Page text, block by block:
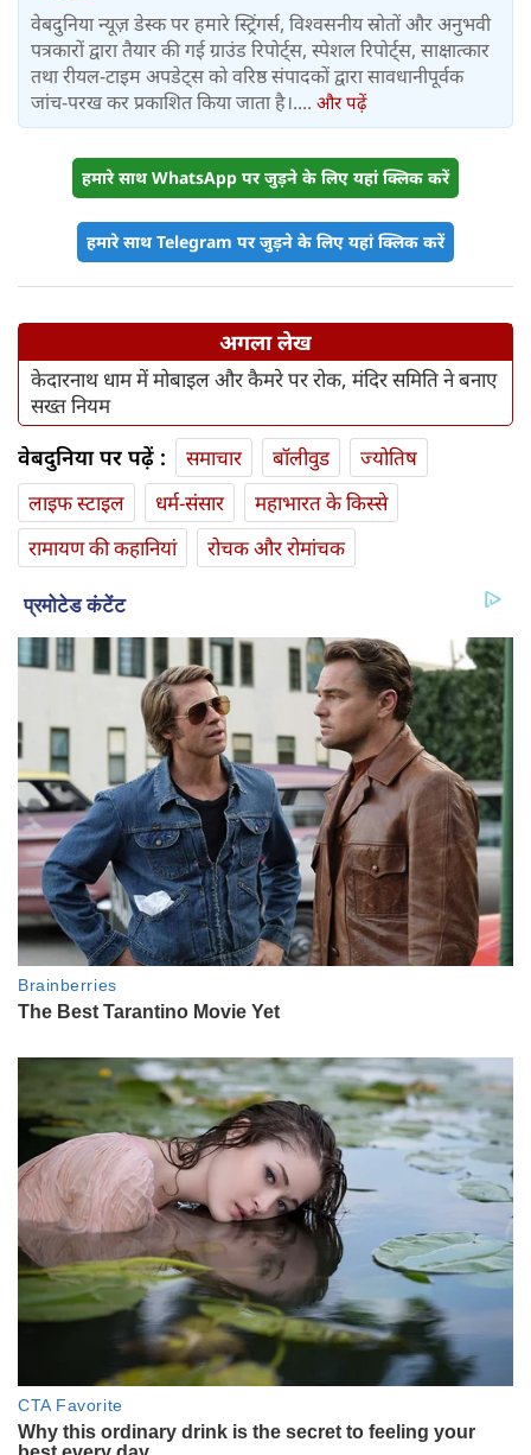
वेबदुनिया न्यूज़ डेस्क पर हमारे स्ट्रिंगर्स, विश्वसनीय स्रोतों और अनुभवी
पत्रकारों द्वारा तैयार की गई ग्राउंड रिपोर्ट्स, स्पेशल रिपोर्ट्स, साक्षात्कार
तथा रीयल-टाइम अपडेट्स को वरिष्ठ संपादकों द्वारा सावधानीपूर्वक
जांच-परख कर प्रकाशित किया जाता है।.... और पढ़ें
हमारे साथ WhatsApp पर जुड़ने के लिए यहां क्लिक करें
हमारे साथ Telegram पर जुड़ने के लिए यहां क्लिक करें
अगला लेख
केदारनाथ धाम में मोबाइल और कैमरे पर रोक, मंदिर समिति ने बनाए
सख्‍त नियम
वेबदुनिया पर पढ़ें : समाचार बॉलीवुड
ज्योतिष
लाइफ स्‍टाइल
धर्म-संसार
महाभारत के किस्से
रामायण की कहानियां
रोचक और रोमांचक